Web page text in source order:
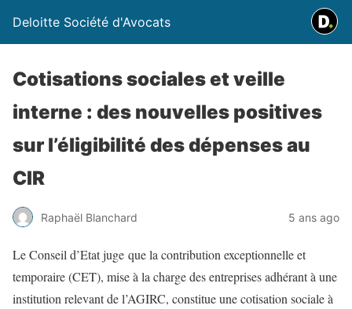
Deloitte Société d'Avocats
Cotisations sociales et veille
interne : des nouvelles positives
sur l’éligibilité des dépenses au
CIR
Raphaël Blanchard 5 ans ago
Le Conseil d’Etat juge que la contribution exceptionnelle et
temporaire (CET), mise à la charge des entreprises adhérant à une
institution relevant de l’AGIRC, constitue une cotisation sociale à